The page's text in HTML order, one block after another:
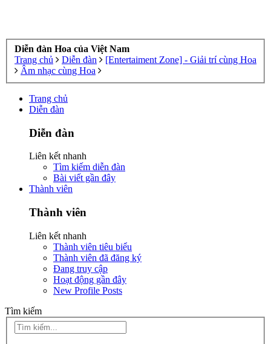
Diễn đàn Hoa của Việt Nam
Trang chủ
Diễn đàn
[Entertaiment Zone] - Giải trí cùng Hoa
Âm nhạc cùng Hoa
Trang chủ
Diễn đàn
Diễn đàn
Liên kết nhanh
Tìm kiếm diễn đàn
Bài viết gần đây
Thành viên
Thành viên
Liên kết nhanh
Thành viên tiêu biểu
Thành viên đã đăng ký
Đang truy cập
Hoạt động gần đây
New Profile Posts
Tìm kiếm